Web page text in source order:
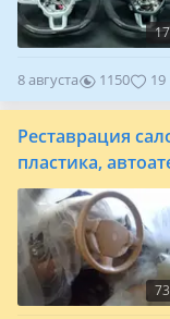
17
8 августа 1150 19
Реставрация
пластика,
73